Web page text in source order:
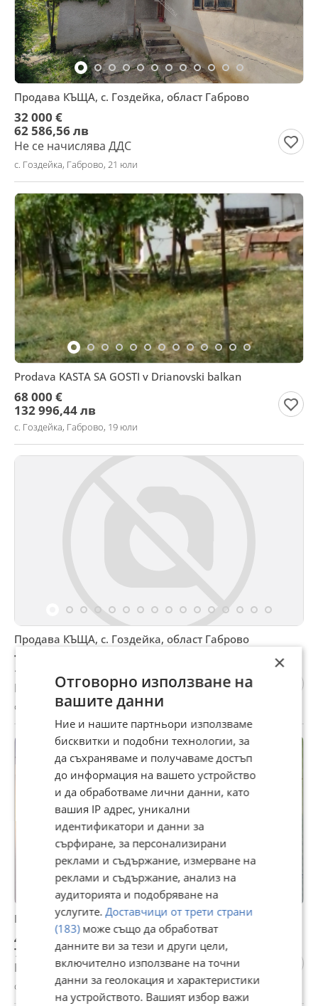
Продава КЪЩА, с. Гоздейка, област Габрово
32 000 €
62 586,56 лв
Не се начислява ДДС
с. Гоздейка, Габрово, 21 юли
Prodava KASTA SA GOSTI v Drianovski balkan
68 000 €
132 996,44 лв
с. Гоздейка, Габрово, 19 юли
Продава КЪЩА, с. Гоздейка, област Габрово
72 000 €
140 819,76 лв
Не се начислява ДДС
с. Гоздейка, Габрово, 16 юли
Продава ПАРЦЕЛ, с. Гоздейка, област Габрово
40 500 €
79 211,12 лв
Не се начислява ДДС
с. Гоздейка, Габрово, 15 юли
×
Отговорно използване на
вашите данни
Ние и нашите партньори използваме
бисквитки и подобни технологии, за
да съхраняваме и получаваме достъп
до информация на вашето устройство
и да обработваме лични данни, като
вашия IP адрес, уникални
идентификатори и данни за
сърфиране, за персонализирани
реклами и съдържание, измерване на
реклами и съдържание, анализ на
аудиторията и подобряване на
услугите.Доставчици от трети страни
(183)може също да обработват
данните ви за тези и други цели,
включително използване на точни
данни за геолокация и характеристики
на устройството. Вашият избор важи